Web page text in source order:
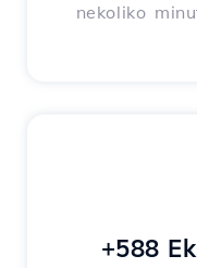
nekoliko
+588